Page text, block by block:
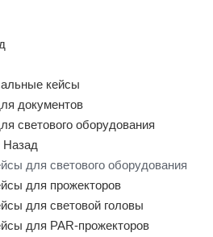
кейсы
документов
светового оборудования
Назад
для светового оборудования
для прожекторов
для световой головы
для PAR-прожекторов